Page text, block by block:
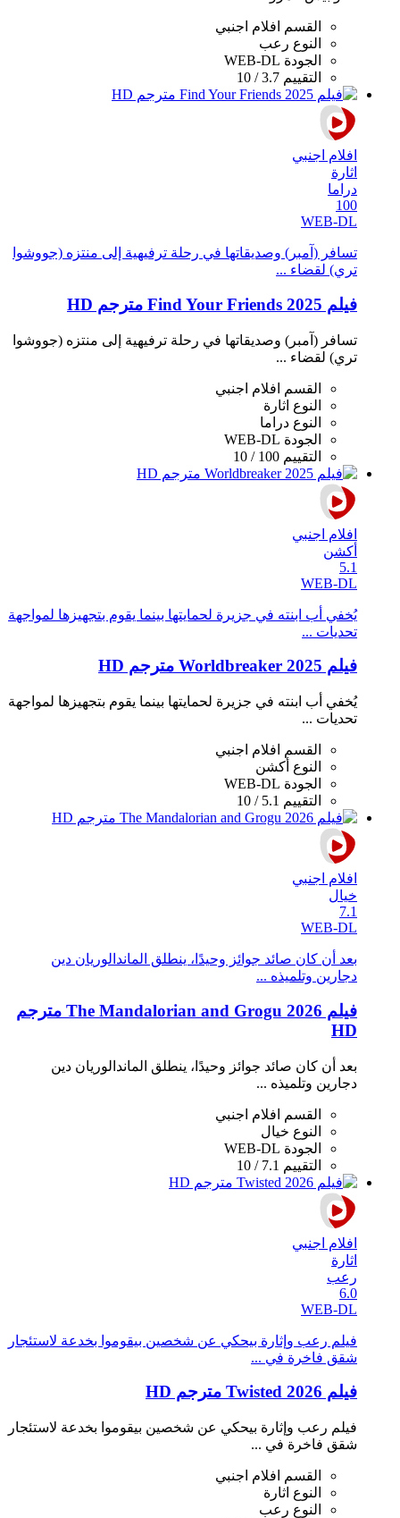
القسم
افلام اجنبي
النوع رعب
الجودة WEB-DL
التقييم 3.7 / 10
افلام اجنبي
اثارة
دراما
100
WEB-DL
تسافر (آمبر) وصديقاتها في رحلة ترفيهية إلى منتزه (جووشوا
تري) لقضاء ...
فيلم Find Your Friends 2025 مترجم HD
تسافر (آمبر) وصديقاتها في رحلة ترفيهية إلى منتزه (جووشوا
تري) لقضاء ...
القسم
افلام اجنبي
النوع اثارة
النوع دراما
الجودة WEB-DL
التقييم 100 / 10
افلام اجنبي
أكشن
5.1
WEB-DL
يُخفي أب ابنته في جزيرة لحمايتها بينما يقوم بتجهيزها لمواجهة
تحديات ...
فيلم Worldbreaker 2025 مترجم HD
يُخفي أب ابنته في جزيرة لحمايتها بينما يقوم بتجهيزها لمواجهة
تحديات ...
القسم
افلام اجنبي
النوع أكشن
الجودة WEB-DL
التقييم 5.1 / 10
افلام اجنبي
خيال
7.1
WEB-DL
بعد أن كان صائد جوائز وحيدًا، ينطلق الماندالوريان دين
دجارين وتلميذه ...
فيلم The Mandalorian and Grogu 2026 مترجم
HD
بعد أن كان صائد جوائز وحيدًا، ينطلق الماندالوريان دين
دجارين وتلميذه ...
القسم
افلام اجنبي
النوع خيال
الجودة WEB-DL
التقييم 7.1 / 10
افلام اجنبي
اثارة
رعب
6.0
WEB-DL
فيلم رعب وإثارة بيحكي عن شخصين بيقوموا بخدعة لاستئجار
شقق فاخرة في ...
فيلم Twisted 2026 مترجم HD
فيلم رعب وإثارة بيحكي عن شخصين بيقوموا بخدعة لاستئجار
شقق فاخرة في ...
القسم
افلام اجنبي
النوع اثارة
النوع رعب